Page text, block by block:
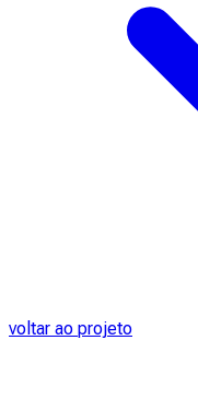
voltar ao projeto